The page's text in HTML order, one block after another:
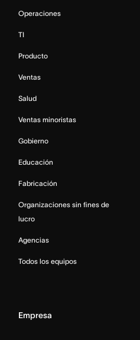
Operaciones
TI
Producto
Ventas
Salud
Ventas minoristas
Gobierno
Educación
Fabricación
Organizaciones sin fines de
lucro
Agencias
Todos los equipos
Empresa